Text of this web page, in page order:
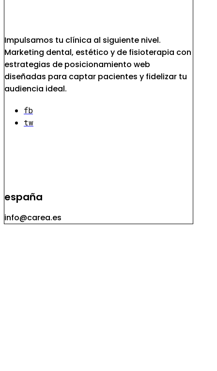
Impulsamos tu clínica al siguiente nivel.
Marketing dental, estético y de fisioterapia con
estrategias de posicionamiento web
diseñadas para captar pacientes y fidelizar tu
audiencia ideal.
fb
tw
españa
info@carea.es